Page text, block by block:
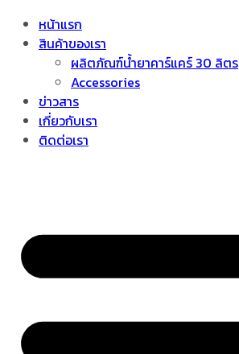
หน้าแรก
สินค้าของเรา
ผลิตภัณฑ์น้ำยาคาร์แคร์ 30 ลิตร
Accessories
ข่าวสาร
เกี่ยวกับเรา
ติดต่อเรา